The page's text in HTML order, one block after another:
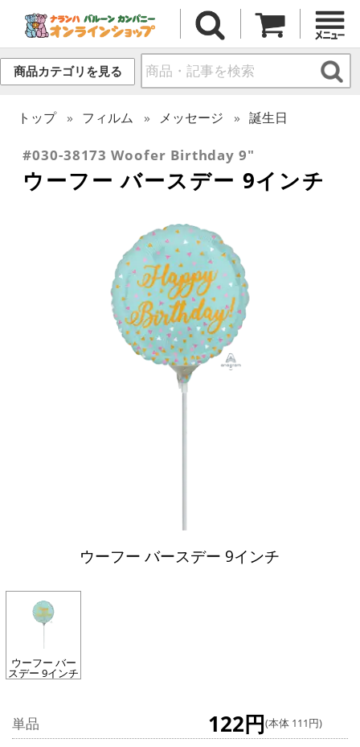
商品カテゴリを見る
トップ フィルム メッセージ 誕生日
#030-38173 Woofer Birthday 9"
ウーフー バースデー 9インチ
ウーフー バースデー 9インチ
ウーフー バー
スデー 9インチ
単品 122円(本体 111円)